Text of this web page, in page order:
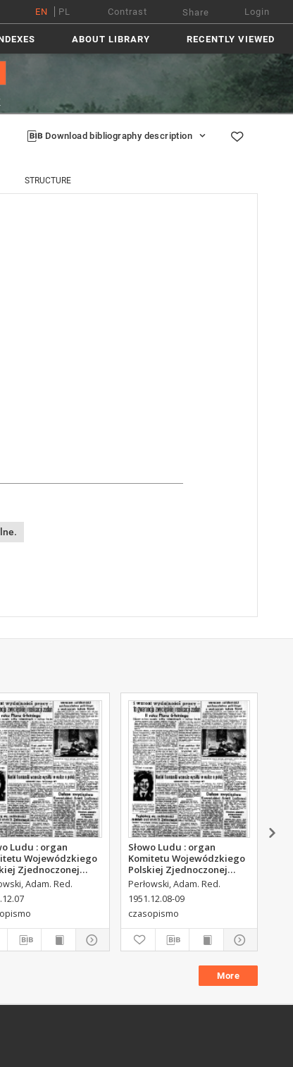
EN PL Contrast Share Login
ABOUT LIBRARY RECENTLY VIEWED
Download bibliography description
STRUCTURE
Ludu : organ
Wojewódzkiego
Zjednoczonej
Robotniczej, 1951,
316
Adam. Red.
Słowo Ludu : organ
Komitetu Wojewódzkiego
Polskiej Zjednoczonej
Partii Robotniczej, 1951,
R.3, nr 317
Perłowski, Adam. Red.
1951.12.08-09
czasopismo
More